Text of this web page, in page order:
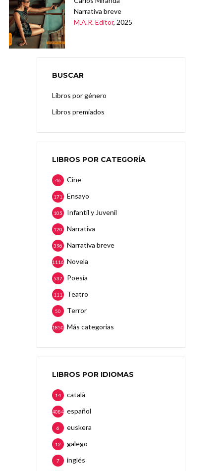
Narrativa breve
M.A.R. Editor, 2025
BUSCAR
Libros por género
Libros premiados
LIBROS POR CATEGORÍA
Cine
46
Ensayo
171
Infantil y Juvenil
105
Narrativa
120
Narrativa breve
396
Novela
1116
Poesía
537
Teatro
111
Terror
50
Más categorias
1850
LIBROS POR IDIOMAS
català
14
español
4084
euskera
6
galego
12
inglés
7